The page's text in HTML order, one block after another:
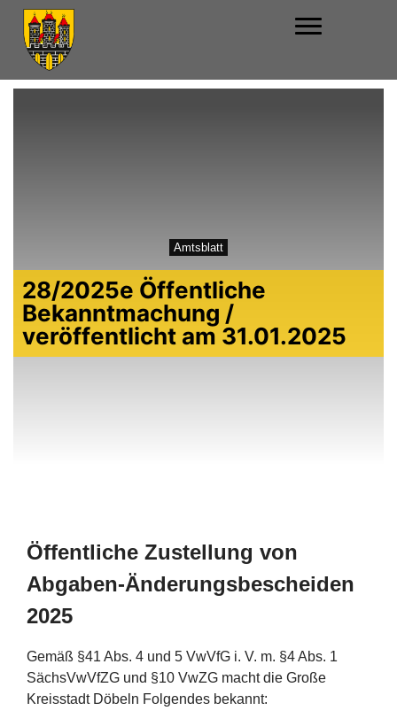
Amtsblatt
28/2025e Öffentliche
Bekanntmachung /
veröffentlicht am 31.01.2025
Öffentliche Zustellung von
Abgaben-Änderungsbescheiden
2025
Gemäß §41 Abs. 4 und 5 VwVfG i. V. m. §4 Abs. 1
SächsVwVfZG und §10 VwZG macht die Große
Kreisstadt Döbeln Folgendes bekannt: